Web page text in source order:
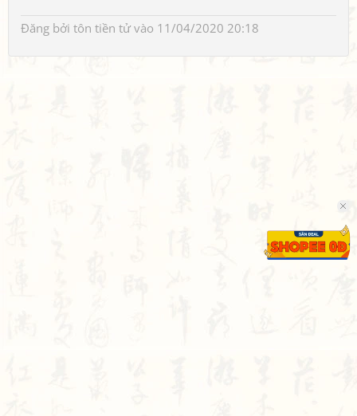
Đăng bởi tôn tiền tửvào 11/04/2020 20:18